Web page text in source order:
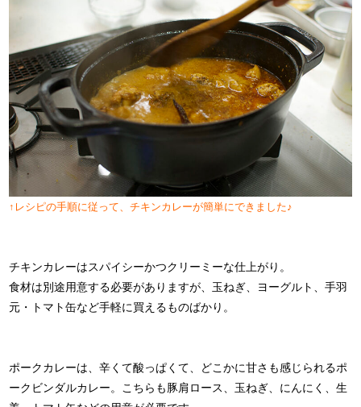
↑レシピの手順に従って、チキンカレーが簡単にできました♪
チキンカレーはスパイシーかつクリーミーな仕上がり。
食材は別途用意する必要がありますが、玉ねぎ、ヨーグルト、手羽
元・トマト缶など手軽に買えるものばかり。
ポークカレーは、辛くて酸っぱくて、どこかに甘さも感じられるポ
ークビンダルカレー。こちらも豚肩ロース、玉ねぎ、にんにく、生